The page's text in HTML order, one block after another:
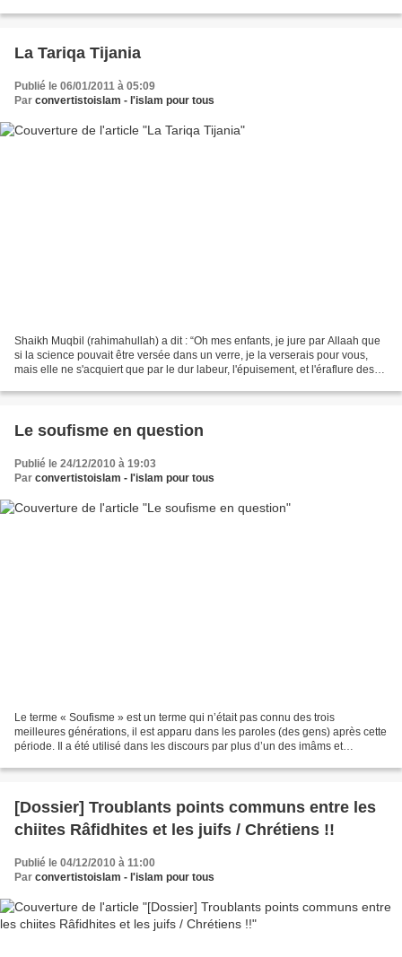
La Tariqa Tijania
Publié le 06/01/2011 à 05:09
Par convertistoislam - l'islam pour tous
Shaikh Muqbil (rahimahullah) a dit : “Oh mes enfants, je jure par Allaah que
si la science pouvait être versée dans un verre, je la verserais pour vous,
mais elle ne s'acquiert que par le dur labeur, l'épuisement, et l'éraflure des
Le soufisme en question
Publié le 24/12/2010 à 19:03
Par convertistoislam - l'islam pour tous
Le terme « Soufisme » est un terme qui n’était pas connu des trois
meilleures générations, il est apparu dans les paroles (des gens) après cette
période. Il a été utilisé dans les discours par plus d’un des imâms et
[Dossier] Troublants points communs entre les
chiites Râfidhites et les juifs / Chrétiens !!
Publié le 04/12/2010 à 11:00
Par convertistoislam - l'islam pour tous